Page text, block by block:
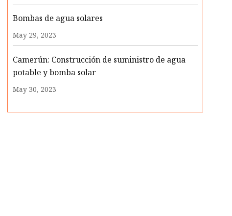
Bombas de agua solares
May 29, 2023
Camerún: Construcción de suministro de agua
potable y bomba solar
May 30, 2023